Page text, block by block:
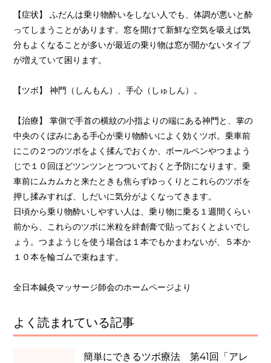
【症状】 ふだんは乗り物酔いをしない人でも、体調が悪いと酔
ってしまうことがあります。窓を開けて新鮮な空気を吸えば気
分もよくなることが多いが最近の乗り物は窓が開かないタイプ
が増えていて困ります。
【ツボ】 神門（しんもん）、手心（しゅしん）。
【治療】 掌側で手首の横紋の小指よりの端にある神門と、掌の
中央のくぼみにある手心が乗り物酔いによく効くツボ。乗車前
にこの２つのツボをよく揉んでおくか、ボールペンやつまよう
じで１０回ほどツンツンとつついておくと予防になります。乗
車前にムカムカと来たときも焦らずゆっくりとこれらのツボを
押し揉みすれば、しだいに気分がよくなってきます。
日頃から乗り物酔いしやすい人は、乗り物に乗る１週間くらい
前から、これらのツボに米粒を絆創膏で貼っておくとよいでし
ょう。つまようじを使う場合は１本でもかまわないが、５本か
１０本を輪ゴムで束ねます。
全日本鍼灸マッサージ師会のホームページより
よく読まれている記事
簡単にできるツボ療法 第41回「アレ